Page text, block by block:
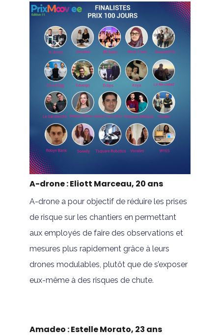
A-drone : Eliott Marceau, 20 ans
A-drone a pour objectif de réduire les prises
de risque sur les chantiers en permettant
aux employés de faire des observations et
mesures plus rapidement grâce à leurs
drones modulables, plutôt que de s’exposer
eux-même à des risques de chute.
Amadeo : Estelle Morato, 23 ans